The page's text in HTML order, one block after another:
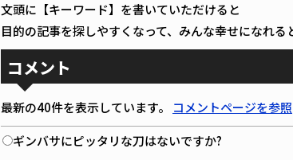
文頭に【キーワード】を書いていただけると
目的の記事を探しやすくなって、みんな幸せになれる
コメント
最新の40件を表示しています。 コメントページを参照
ギンバサにピッタリな刀はないですか?